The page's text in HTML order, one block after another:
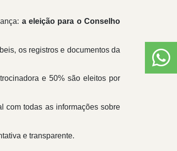
a eleição para o Conselho
os registros e documentos da
e 50% são eleitos por
com todas as informações sobre
e transparente.